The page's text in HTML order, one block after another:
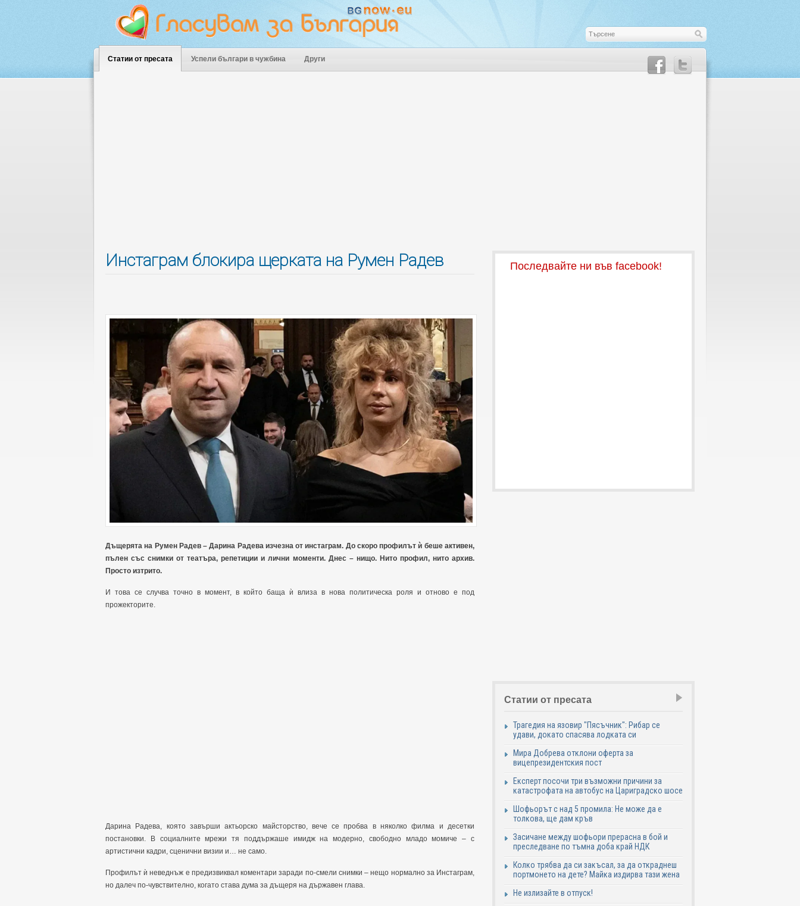
Статии от пресата Успели българи в чужбина Други
Инстаграм блокира щерката на Румен Радев
Дъщерята на Румен Радев – Дарина Радева изчезна от инстаграм. До скоро профилът ѝ беше активен,
пълен със снимки от театъра, репетиции и лични моменти. Днес – нищо. Нито профил, нито архив.
Просто изтрито.
И това се случва точно в момент, в който баща ѝ влиза в нова политическа роля и отново е под
прожекторите.
Дарина Радева, която завърши актьорско майсторство, вече се пробва в няколко филма и десетки
постановки. В социалните мрежи тя поддържаше имидж на модерно, свободно младо момиче – с
артистични кадри, сценични визии и… не само.
Профилът ѝ неведнъж е предизвиквал коментари заради по-смели снимки – нещо нормално за Инстаграм,
но далеч по-чувствително, когато става дума за дъщеря на държавен глава.
Последвайте ни във facebook!
Статии от пресата
Трагедия на язовир "Пясъчник": Рибар се
удави, докато спасява лодката си
Мира Добрева отклони оферта за
вицепрезидентския пост
Експерт посочи три възможни причини за
катастрофата на автобус на Цариградско шосе
Шофьорът с над 5 промила: Не може да е
толкова, ще дам кръв
Засичане между шофьори прерасна в бой и
преследване по тъмна доба край НДК
Колко трябва да си закъсал, за да откраднеш
портмонето на дете? Майка издирва тази жена
Не излизайте в отпуск!